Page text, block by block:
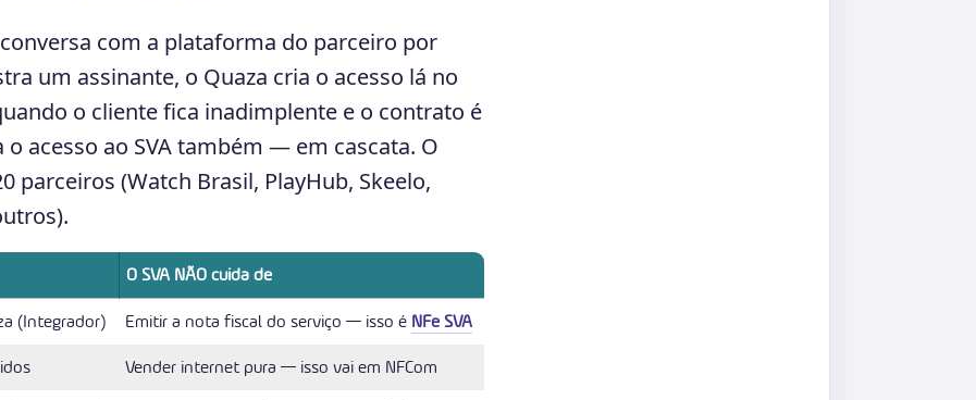
com a plataforma do parceiro por
um assinante, o Quaza cria o acesso lá no
o cliente fica inadimplente e o contrato é
acesso ao SVA também — em cascata. O
parceiros (Watch Brasil, PlayHub, Skeelo,
O SVA NÃO cuida de
(Integrador) Emitir a nota fiscal do serviço — isso é NFe SVA
Vender internet pura — isso vai em NFCom